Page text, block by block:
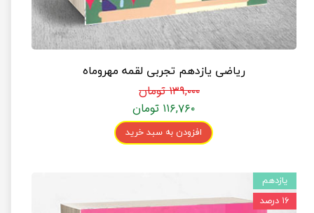
ریاضی یازدهم تجربی لقمه مهروماه
۱۳۹,۰۰۰ تومان
۱۱۶,۷۶۰ تومان
افزودن به سبد خرید
یازدهم
۱۶ درصد